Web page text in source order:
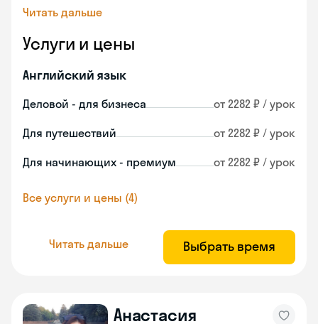
Читать дальше
Услуги и цены
Английский язык
Деловой - для бизнеса от 2282 ₽ / урок
Для путешествий от 2282 ₽ / урок
Для начинающих - премиум от 2282 ₽ / урок
Все услуги и цены (4)
Читать дальше Выбрать время
Анастасия